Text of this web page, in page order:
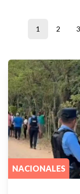
1 2 3
NACIONALES